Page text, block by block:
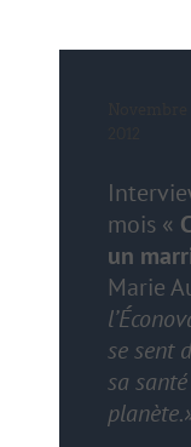
mois «
un
Marie
se sent
sa